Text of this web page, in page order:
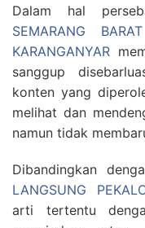
Dalam hal
SEMARANG BARAT
KARANGANYAR
sanggup
konten yang
melihat dan
namun tidak
Dibandingkan
LANGSUNG
arti tertentu